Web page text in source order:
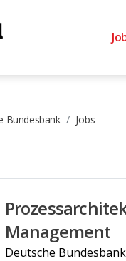
Bundesbank Jobs
Management
Deutsche Bundesbank